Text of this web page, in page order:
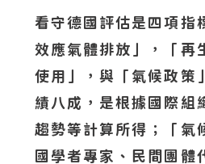
看守德國評估是四項指
效應氣體排放」，「再
使用」，與「氣候政策
績八成，是根據國際組
趨勢等計算所得；「氣
國學者專家、民間團體